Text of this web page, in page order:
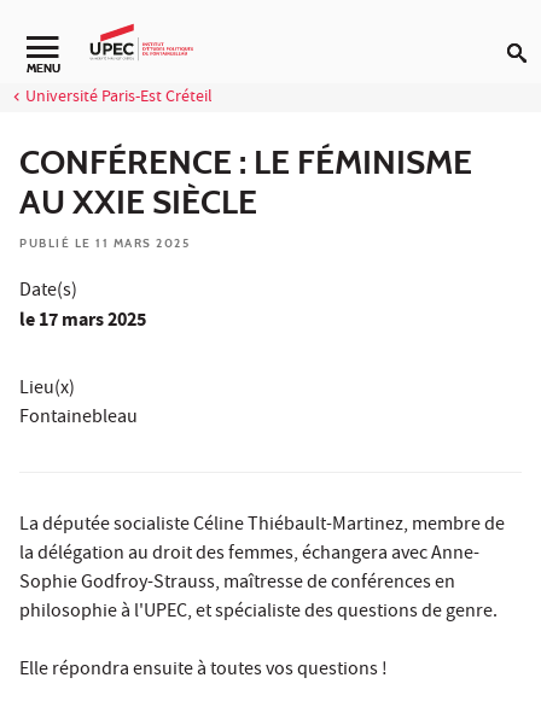
Aller au contenu
Navigation secondaire
MENU
Université Paris-Est Créteil
CONFÉRENCE : LE FÉMINISME
AU XXIE SIÈCLE
PUBLIÉ LE 11 MARS 2025
Date(s)
le17 mars 2025
Lieu(x)
Fontainebleau
La députée socialiste Céline Thiébault-Martinez, membre de
la délégation au droit des femmes, échangera avec Anne-
Sophie Godfroy-Strauss, maîtresse de conférences en
philosophie à l'UPEC, et spécialiste des questions de genre.
Elle répondra ensuite à toutes vos questions !